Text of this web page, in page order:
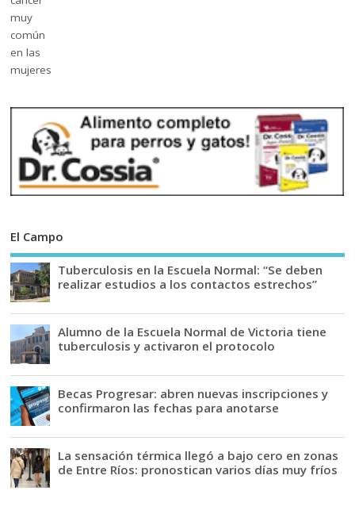
El Campo
Tuberculosis en la Escuela Normal: “Se deben
realizar estudios a los contactos estrechos”
Alumno de la Escuela Normal de Victoria tiene
tuberculosis y activaron el protocolo
Becas Progresar: abren nuevas inscripciones y
confirmaron las fechas para anotarse
La sensación térmica llegó a bajo cero en zonas
de Entre Ríos: pronostican varios días muy fríos